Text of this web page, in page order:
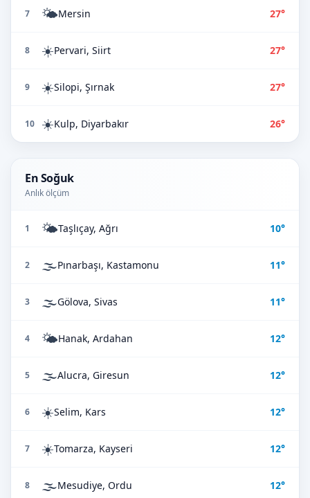
7 🌤️Mersin 27°
8 ☀️Pervari, Siirt 27°
9 ☀️Silopi, Şırnak 27°
10 ☀️Kulp, Diyarbakır 26°
En Soğuk
Anlık ölçüm
1 🌤️Taşlıçay, Ağrı 10°
2 🌫️Pınarbaşı, Kastamonu 11°
3 🌫️Gölova, Sivas 11°
4 🌤️Hanak, Ardahan 12°
5 🌫️Alucra, Giresun 12°
6 ☀️Selim, Kars 12°
7 ☀️Tomarza, Kayseri 12°
8 🌫️Mesudiye, Ordu 12°